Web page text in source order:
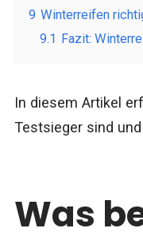
9 Winterreifen
9.1
Fazit:
In diesem Artikel
Testsieger sind
Was